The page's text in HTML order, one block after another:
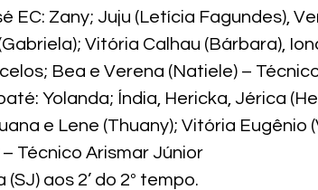
EC: Zany; Juju (Letícia Fagundes),
Vitória Calhau (Bárbara),
Bea e Verena (Natiele) –
Yolanda; Índia, Hericka, Jérica
e Lene (Thuany); Vitória
Técnico Arismar Júnior
(SJ) aos 2’ do 2º tempo.